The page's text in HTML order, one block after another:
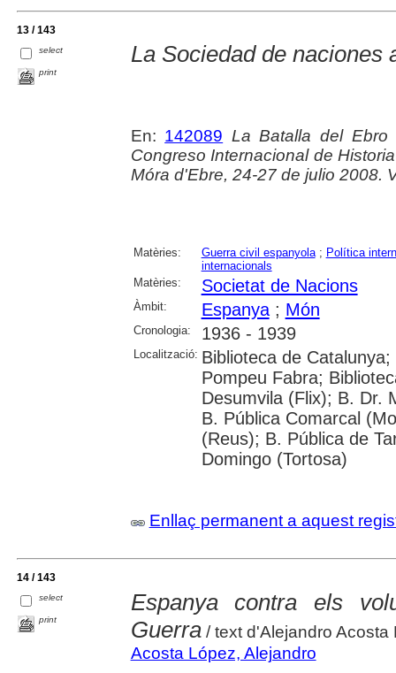
13 / 143
select
print
La Sociedad de naciones
En: 142089 La Batalla del
Congreso Internacional de
Móra d'Ebre, 24-27 de julio 2008.
Matèries: Guerra civil espanyola; Política
internacionals
Matèries:
Societat de Nacions
Àmbit: Espanya; Món
Cronologia: 1936 - 1939
Localització: Biblioteca de
Pompeu Fabra;
Desumvila (Flix); B. Dr.
B. Pública Comarcal
(Reus); B. Pública de
Domingo (Tortosa)
Enllaç permanent a aquest
14 / 143
select
print
Espanya contra els
Guerra/ text d'Alejandro Acosta
Acosta López, Alejandro